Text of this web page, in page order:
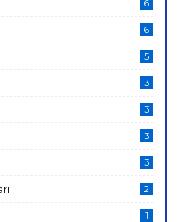
6
6
5
3
3
3
3
2
1